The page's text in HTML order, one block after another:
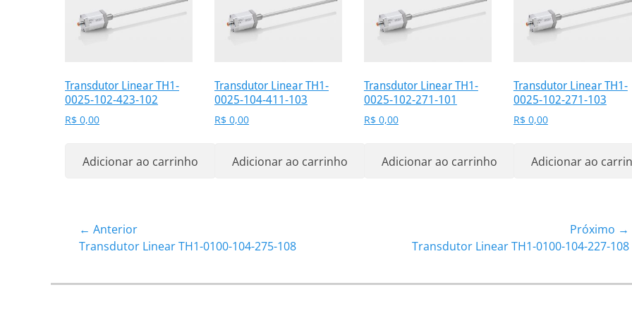
Transdutor Linear TH1-
0025-102-423-102
R$ 0,00
Adicionar ao carrinho
Transdutor Linear TH1-
0025-104-411-103
R$ 0,00
Adicionar ao carrinho
Transdutor Linear TH1-
0025-102-271-101
R$ 0,00
Adicionar ao carrinho
Transdutor Linear TH1-
0025-102-271-103
R$ 0,00
Adicionar ao
Navegação
de
Post
← Anterior
Post
Transdutor Linear TH1-0100-104-275-108
Próximo →
Transdutor Linear TH1-0100-104-227-108